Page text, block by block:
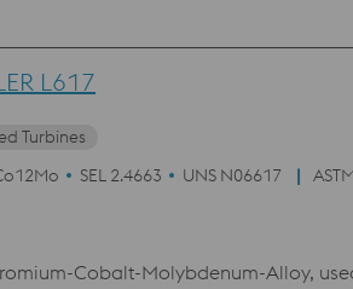
L617
Turbines
SEL 2.4663 UNS N06617
Cobalt-Molybdenum-Alloy,